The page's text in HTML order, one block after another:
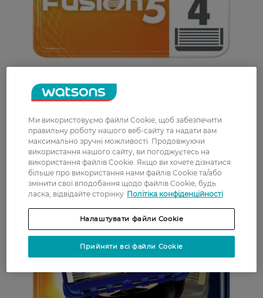
Ми використовуємо файли Cookie, щоб забезпечити
правильну роботу нашого веб-сайту та надати вам
максимально зручні можливості. Продовжуючи
використання нашого сайту, ви погоджуєтесь на
використання файлів Cookie. Якщо ви хочете дізнатися
більше про використання нами файлів Cookie та/або
змінити свої вподобання щодо файлів Cookie, будь
ласка, відвідайте сторінку Політіка конфіденційності
Налаштувати файли Cookie
Прийняти всі файли Cookie